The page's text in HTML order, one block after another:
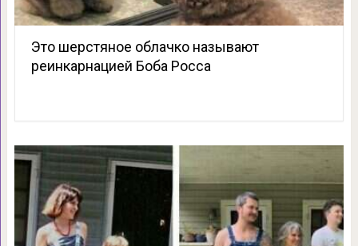
Это шерстяное облачко называют
реинкарнацией Боба Росса